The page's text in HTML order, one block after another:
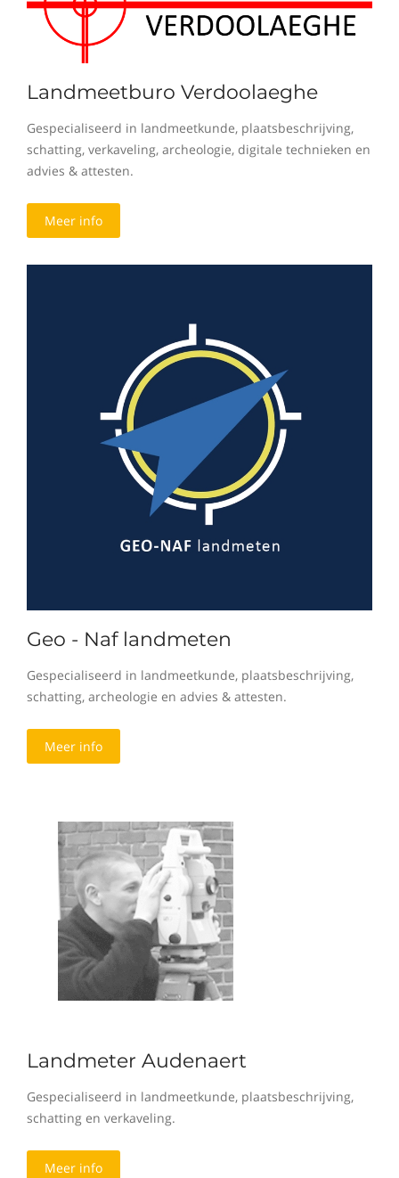
Landmeetburo Verdoolaeghe
Gespecialiseerd in landmeetkunde, plaatsbeschrijving,
schatting, verkaveling, archeologie, digitale technieken en
advies & attesten.
Meer info
Geo - Naf landmeten
Gespecialiseerd in landmeetkunde, plaatsbeschrijving,
schatting, archeologie en advies & attesten.
Meer info
Landmeter Audenaert
Gespecialiseerd in landmeetkunde, plaatsbeschrijving,
schatting en verkaveling.
Meer info